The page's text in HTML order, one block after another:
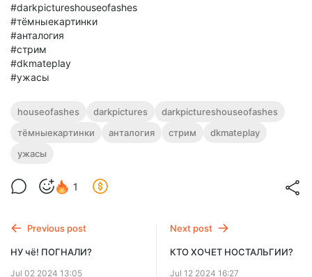
#darkpictureshouseofashes
#тёмныекартинки
#анталогия
#стрим
#dkmateplay
#ужасы
houseofashes darkpictures
darkpictureshouseofashes
тёмныекартинки
анталогия стрим
dkmateplay
ужасы
1
Previous post
НУ чё! ПОГНАЛИ?
Jul 02 2024 13:05
Next post
КТО ХОЧЕТ НОСТАЛЬГИИ?
Jul 12 2024 16:27